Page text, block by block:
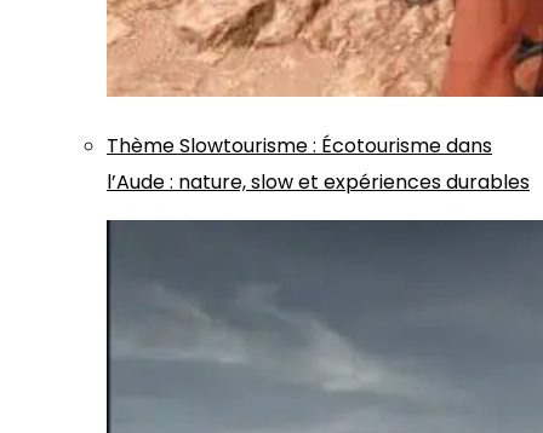
ThèmeSlowtourisme: Écotourisme dans
l’Aude : nature, slow et expériences durables